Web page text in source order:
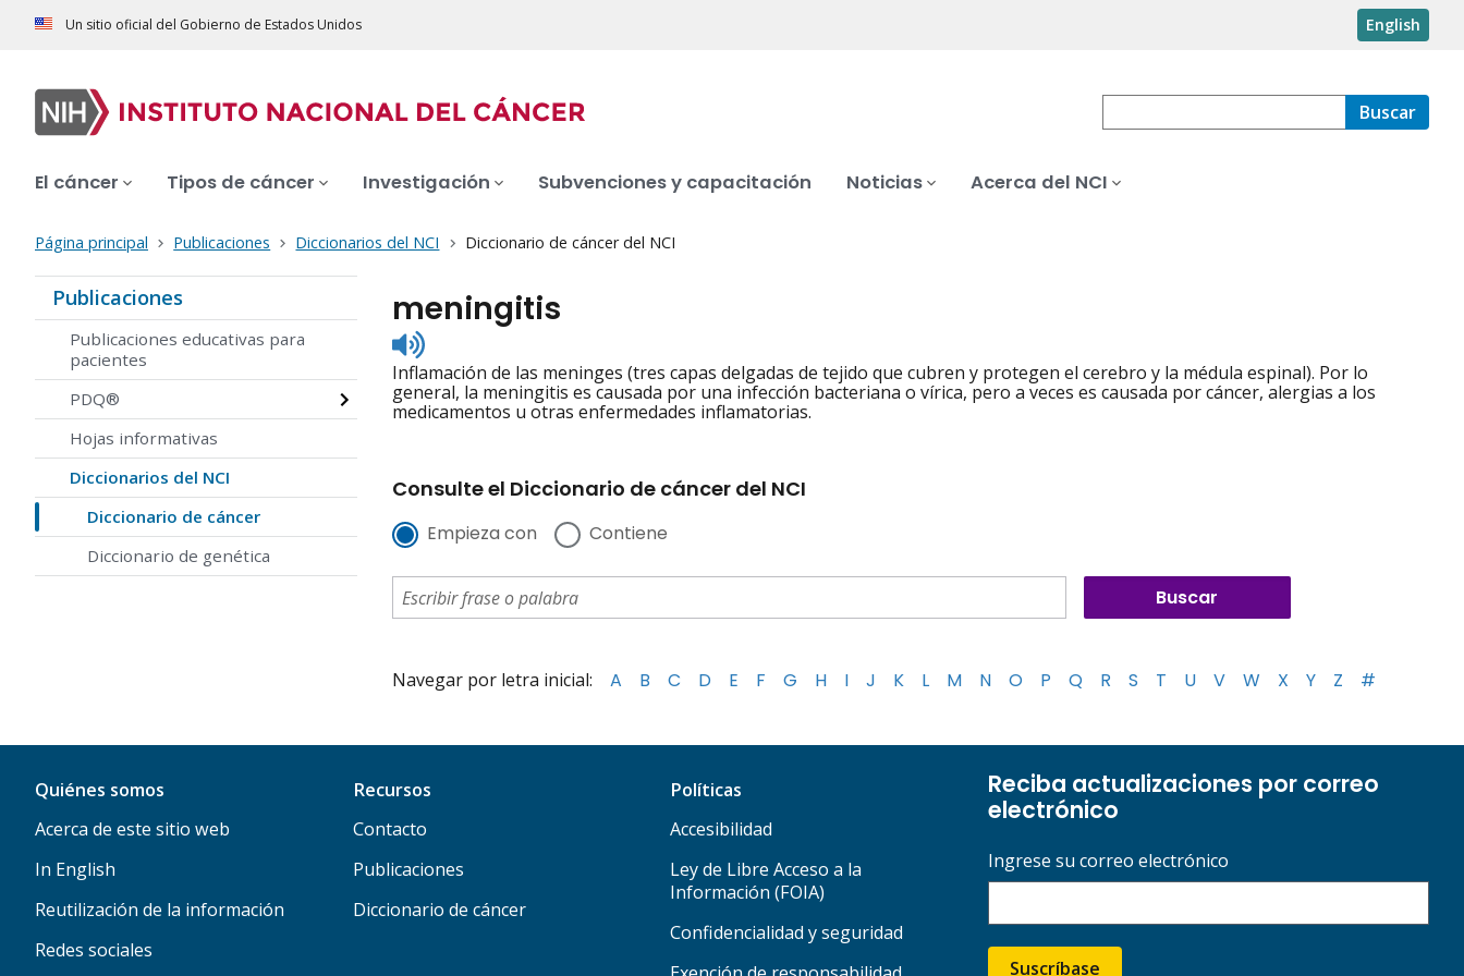
Un sitio oficial del Gobierno de Estados Unidos English
Buscar
El cáncer Tipos de cáncer Investigación Subvenciones y capacitación Noticias Acerca del NCI
Página principal Publicaciones Diccionarios del NCI Diccionario de cáncer del NCI
Publicaciones
Publicaciones educativas para
pacientes
PDQ®
Hojas informativas
Diccionarios del NCI
Diccionario de cáncer
Diccionario de genética
meningitis
Listen
to
pronunciation
Inflamación de las meninges (tres capas delgadas de tejido que cubren y protegen el cerebro y la médula espinal). Por lo
general, la meningitis es causada por una infección bacteriana o vírica, pero a veces es causada por cáncer, alergias a los
medicamentos u otras enfermedades inflamatorias.
Consulte el Diccionario de cáncer del NCI
Empieza con Contiene
Navegar por letra inicial: A B C D E F G H I J K L M N O P Q R S T U V W X Y Z #
Quiénes somos
Acerca de este sitio web
In English
Reutilización de la información
Redes sociales
Recursos
Contacto
Publicaciones
Diccionario de cáncer
Políticas
Accesibilidad
Ley de Libre Acceso a la
Información (FOIA)
Confidencialidad y seguridad
Reciba actualizaciones por correo
electrónico
Ingrese su correo electrónico
Suscríbase